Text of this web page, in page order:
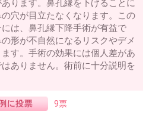
ります。鼻孔縁を下げることに
穴が目立たなくなります。この
は、鼻孔縁下降手術が有益で
形が不自然になるリスクやデメ
す。手術の効果には個人差があ
ありません。術前に十分説明を
9票